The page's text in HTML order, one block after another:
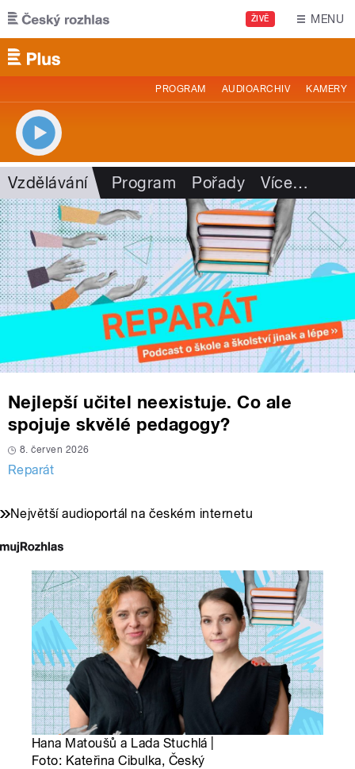
Přejít k hlavnímu obsahu
ŽIVĚ MENU
PROGRAM AUDIOARCHIV KAMERY
Vzdělávání Program Pořady Více…
Nejlepší učitel neexistuje. Co ale
spojuje skvělé pedagogy?
8. červen 2026
Reparát
Největší audioportál na českém internetu
Hana Matoušů a Lada Stuchlá |
Foto: Kateřina Cibulka, Český